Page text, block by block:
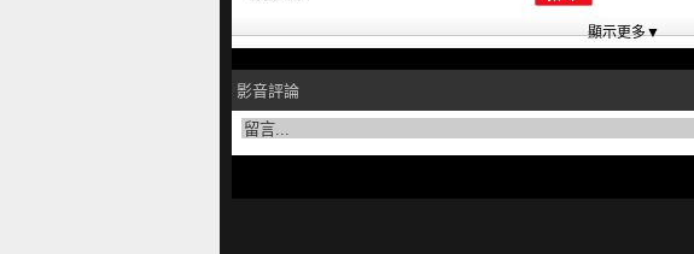
影音評論